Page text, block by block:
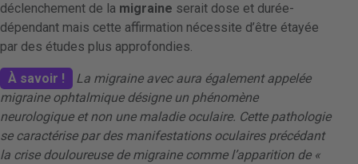
déclenchement de la migraine serait dose et durée-
dépendant mais cette affirmation nécessite d’être étayée
par des études plus approfondies.
À savoir !
La migraine avec aura également appelée
migraine ophtalmique désigne un phénomène
neurologique et non une maladie oculaire. Cette pathologie
se caractérise par des manifestations oculaires précédant
la crise douloureuse de migraine comme l’apparition de «